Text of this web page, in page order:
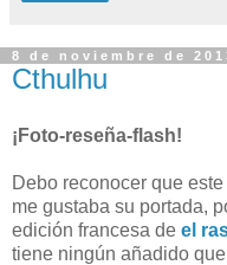
8 de noviembre de
Cthulhu
¡Foto-reseña-flash!
Debo reconocer que
me gustaba su portada,
edición francesa de el
tiene ningún añadido